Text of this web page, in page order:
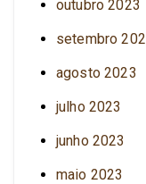
outubro 2023
setembro
agosto 2023
julho 2023
junho 2023
maio 2023